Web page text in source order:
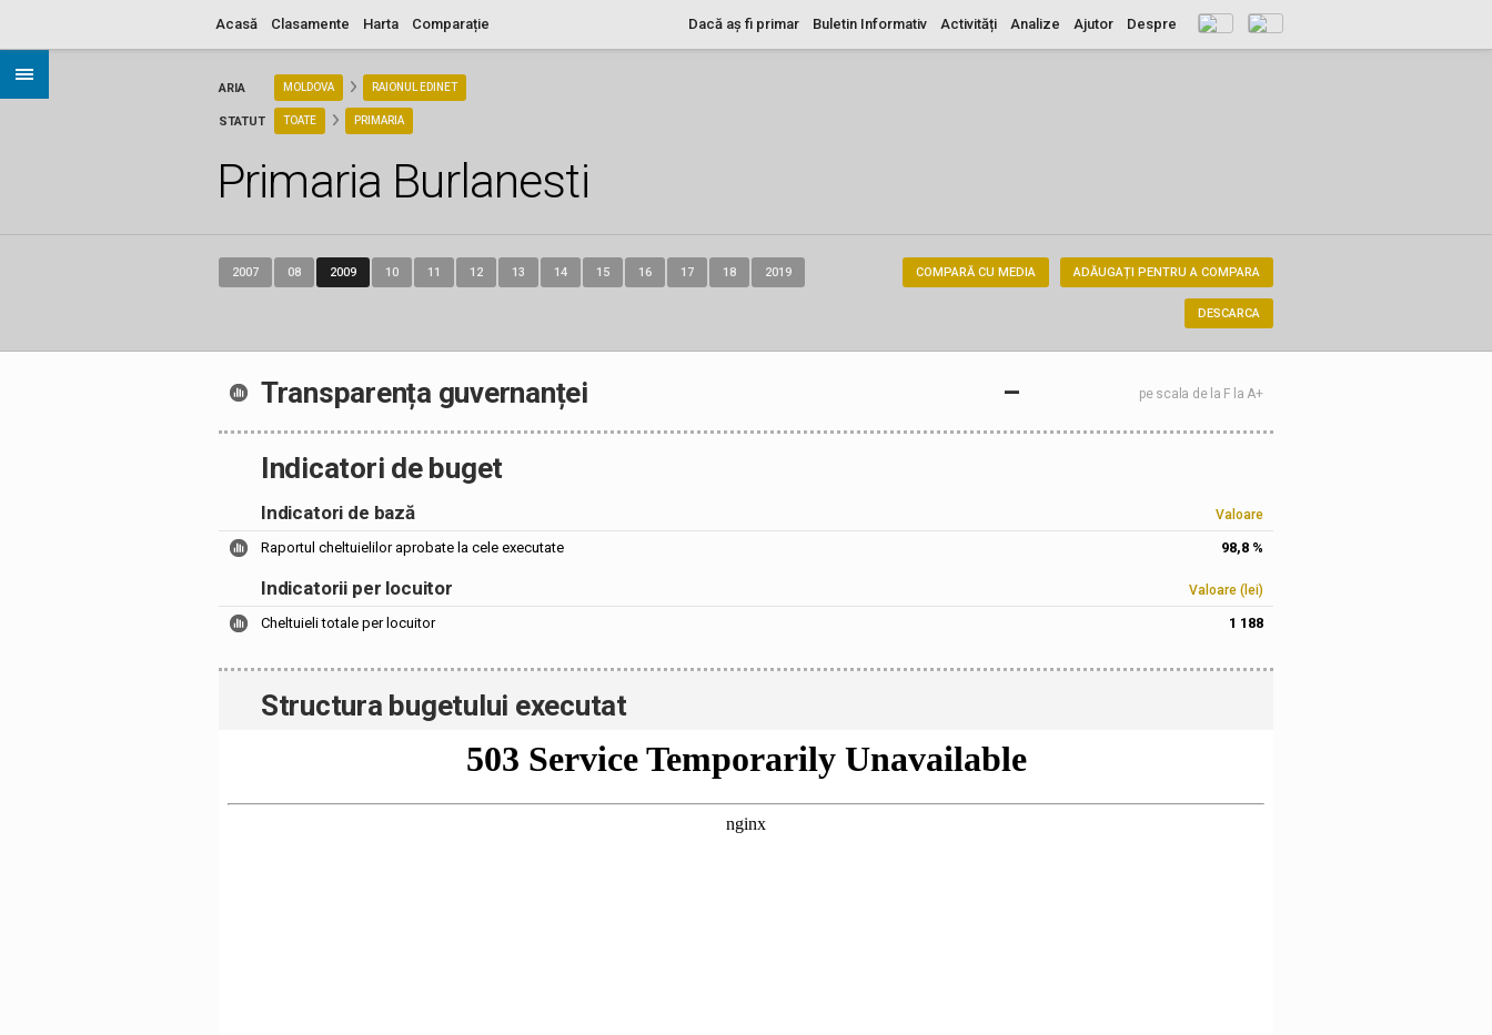
Acasă Despre
Clasamente Ajutor
Analize
Harta Activități
Buletin Informativ
Comparație Dacă aș fi primar
ARIA
STATUT
MOLDOVA RAIONUL EDINET
TOATE PRIMARIA
Primaria Burlanesti
2007 08 2009 10 11 12 13 14 15 16 17 18 2019 ADĂUGAȚI PENTRU A COMPARA
COMPARĂ CU MEDIA
DESCARCA
Transparența guvernanței – pe scala de la F la A+
Indicatori de buget
Indicatori de bază Valoare
Raportul cheltuielilor aprobate la cele executate 98,8 %
Indicatorii per locuitor Valoare (lei)
Cheltuieli totale per locuitor 1 188
Structura bugetului executat